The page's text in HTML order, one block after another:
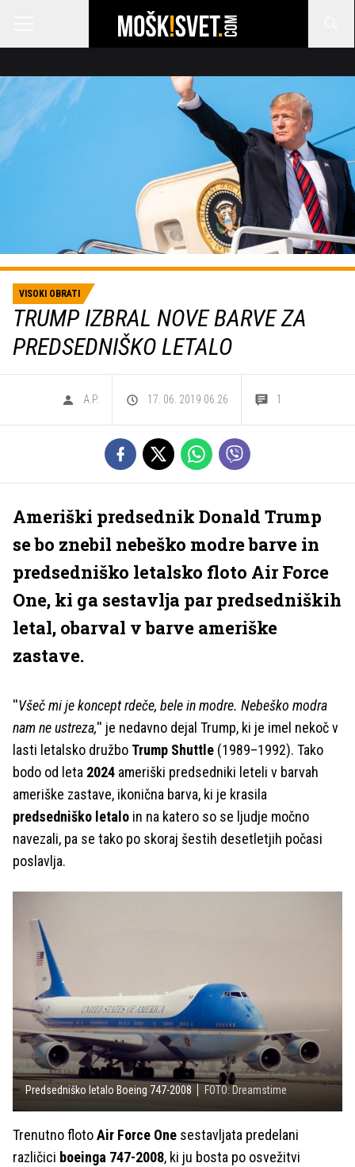
VISOKI OBRATI
TRUMP IZBRAL NOVE BARVE ZA
PREDSEDNIŠKO LETALO
A.P. 17. 06. 2019 06.26 1
Ameriški predsednik Donald Trump
se bo znebil nebeško modre barve in
predsedniško letalsko floto Air Force
One, ki ga sestavlja par predsedniških
letal, obarval v barve ameriške
zastave.
''Všeč mi je koncept rdeče, bele in modre. Nebeško modra
nam ne ustreza,'' je nedavno dejal Trump, ki je imel nekoč v
lasti letalsko družbo Trump Shuttle (1989–1992). Tako
bodo od leta 2024 ameriški predsedniki leteli v barvah
ameriške zastave, ikonična barva, ki je krasila
predsedniško letalo in na katero so se ljudje močno
navezali, pa se tako po skoraj šestih desetletjih počasi
poslavlja.
Predsedniško letalo Boeing 747-2008 FOTO: Dreamstime
Trenutno flotoAir Force One sestavljata predelani
različici boeinga 747-2008, ki ju bosta po osvežitvi